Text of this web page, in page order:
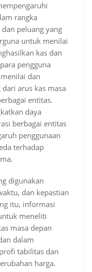
rangka
peluang yang
untuk menilai
kas dan
pengguna
dan
arus kas masa
entitas.
daya
berbagai entitas
penggunaan
terhadap
digunakan
dan kepastian
itu, informasi
meneliti
masa depan
dalam
tabilitas dan
harga.